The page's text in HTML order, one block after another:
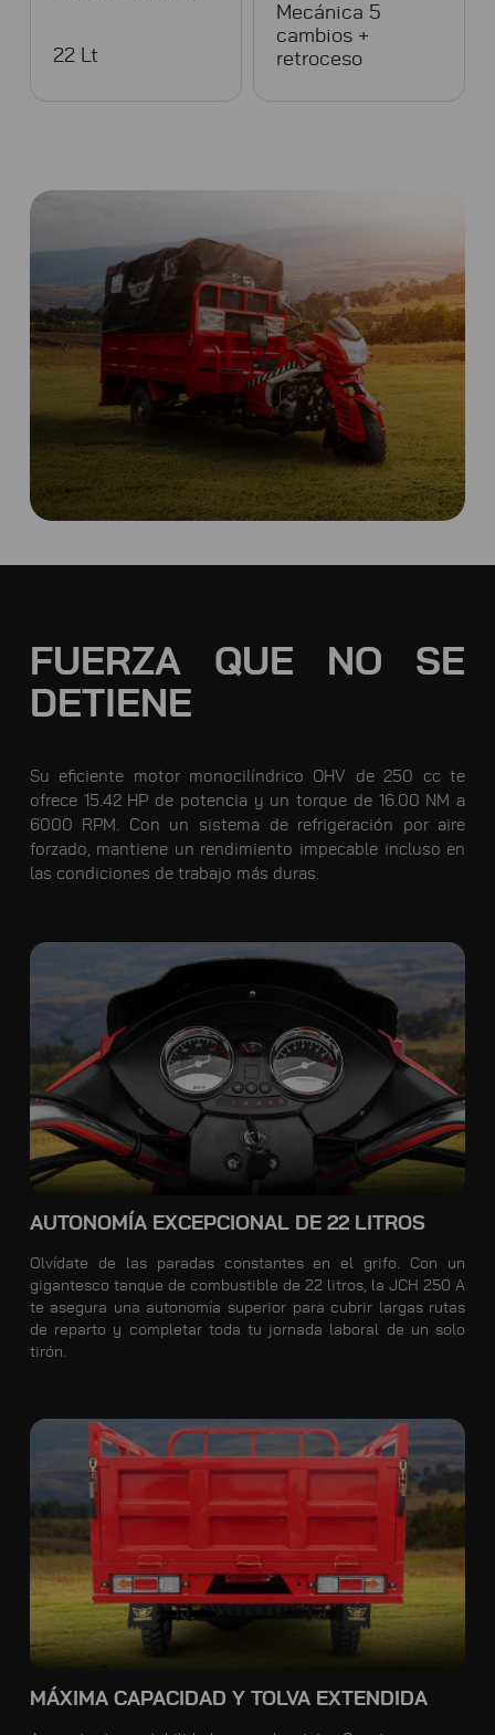
22 Lt
Mecánica 5
cambios +
retroceso
FUERZA QUE NO SE
DETIENE
Su eficiente motor monocilíndrico OHV de 250 cc te
ofrece 15.42 HP de potencia y un torque de 16.00 NM a
6000 RPM. Con un sistema de refrigeración por aire
forzado, mantiene un rendimiento impecable incluso en
las condiciones de trabajo más duras.
AUTONOMÍA EXCEPCIONAL DE 22 LITROS
Olvídate de las paradas constantes en el grifo. Con un
gigantesco tanque de combustible de 22 litros, la JCH 250 A
te asegura una autonomía superior para cubrir largas rutas
de reparto y completar toda tu jornada laboral de un solo
tirón.
MÁXIMA CAPACIDAD Y TOLVA EXTENDIDA